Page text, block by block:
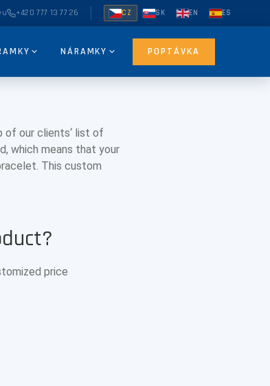
+420 777 13 77 26 CZ SK EN ES
NÁRAMKY POPTÁVKA
of our clients‘ list of
which means that your
This custom
price